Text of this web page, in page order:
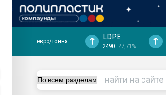
ближайшее подмосковье, с.-в.
Подмосковье, Москва
евро/тонна LDPE
2490 27,71%